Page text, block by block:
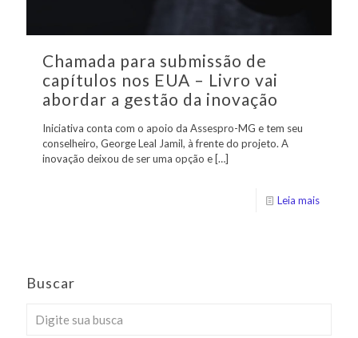
Chamada para submissão de
capítulos nos EUA – Livro vai
abordar a gestão da inovação
Iniciativa conta com o apoio da Assespro-MG e tem seu
conselheiro, George Leal Jamil, à frente do projeto. A
inovação deixou de ser uma opção e […]
Leia mais
Buscar